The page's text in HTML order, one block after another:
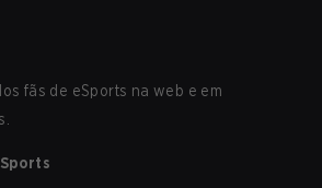
fãs de eSports na web e em